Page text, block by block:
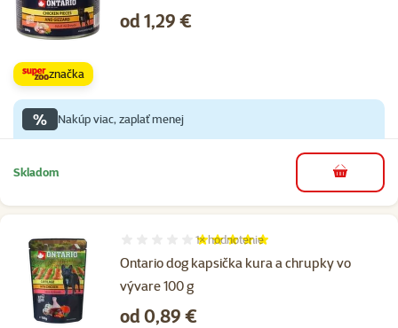
Cena
od 1,29 €
značka
% Nakúp viac, zaplať menej
Skladom do košíka
Ontario dog kapsička kura a chrupky vo
vývare 100 g
Hodnotenie 100%, počet hodnotení: 1
1×hodnotenie
Cena
od 0,89 €